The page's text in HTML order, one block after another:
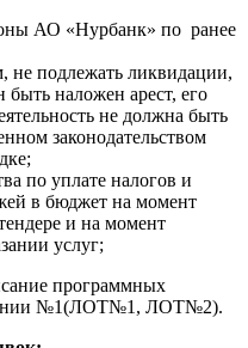
АО «Нурбанк» по ранее
не подлежать ликвидации,
наложен арест, его
не должна быть
законодательством
по уплате налогов и
в бюджет на момент
и на момент
услуг;
программных
№1(ЛОТ№1, ЛОТ№2).